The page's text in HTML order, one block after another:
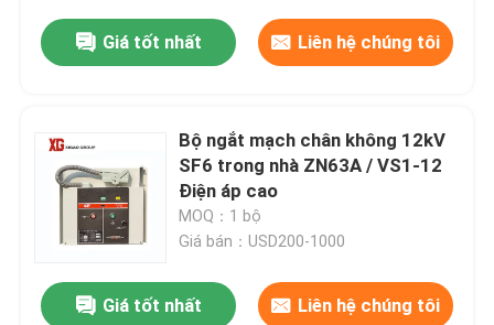
Giá tốt nhất Liên hệ chúng tôi
Bộ ngắt mạch chân không 12kV
SF6 trong nhà ZN63A / VS1-12
Điện áp cao
MOQ：1 bộ
Giá bán：USD200-1000
Giá tốt nhất Liên hệ chúng tôi